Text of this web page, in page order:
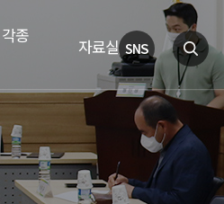
종
자료실